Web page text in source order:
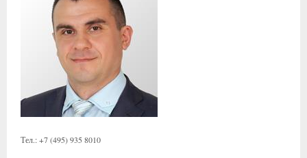
Тел.: +7 (495) 935 8010